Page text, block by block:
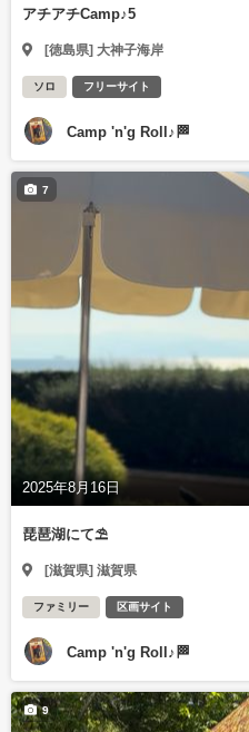
アチアチCamp♪5
[徳島県] 大神子海岸
ソロ フリーサイト
Camp 'n'g Roll♪🏁
2025年8月16日
7
琵琶湖にて⛱️
[滋賀県] 滋賀県
ファミリー 区画サイト
Camp 'n'g Roll♪🏁
9